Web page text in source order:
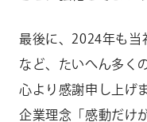
最後に、2024年も当
など、たいへん多く
心より感謝申し上げ
企業理念「感動だけ